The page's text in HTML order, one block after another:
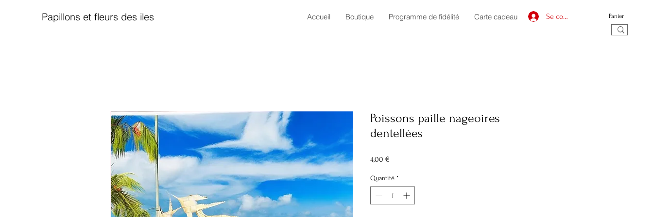
Papillons et fleurs des iles Accueil Boutique Programme de fidélité Carte cadeau Se connecter Panier
Poissons paille nageoires
dentellées
4,00 €
Quantité *